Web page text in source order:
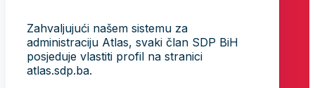
Zahvaljujući našem sistemu za
administraciju Atlas, svaki član SDP BiH
posjeduje vlastiti profil na stranici
atlas.sdp.ba.